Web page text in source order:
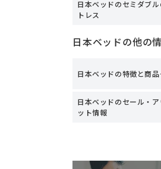
日本ベッドのセミダブル
トレス
日本ベッドの他の
日本ベッドの特徴と商
日本ベッドのセール・
ット情報